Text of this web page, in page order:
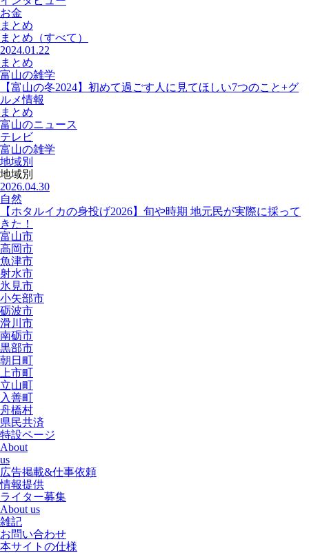
お金
まとめ
まとめ （すべて）
2024.01.22
まとめ
富山の雑学
【富山の冬2024】初めて過ごす人に見てほしい7つのこと+グ
ルメ情報
まとめ
富山のニュース
テレビ
富山の雑学
地域別
地域別
2026.04.30
自然
【ホタルイカの身投げ2026】旬や時期 地元民が実際に採って
きた！
富山市
高岡市
魚津市
射水市
氷見市
小矢部市
砺波市
滑川市
南砺市
黒部市
朝日町
上市町
立山町
入善町
舟橋村
県民共済
特設ページ
About
us
広告掲載&仕事依頼
情報提供
ライター募集
About us
雑記
お問い合わせ
本サイトの仕様